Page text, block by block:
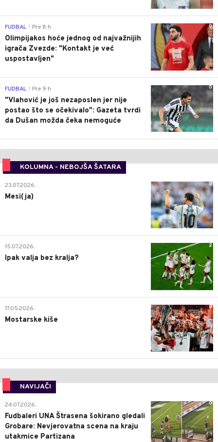
0
FUDBAL Pre 8 h
Olimpijakos hoće jednog od najvažnijih
igrača Zvezde: "Kontakt je već
uspostavljen"
0
FUDBAL Pre 9 h
"Vlahović je još nezaposlen jer nije
postao što se očekivalo": Gazeta tvrdi
da Dušan možda čeka nemoguće
KOLUMNA - NEBOJŠA ŠATARA
0
23.07.2026.
Mesi(ja)
2
15.07.2026.
Ipak valja bez kralja?
0
17.05.2026.
Mostarske kiše
NAVIJAČI
0
24.07.2026.
Fudbaleri UNA Štrasena šokirano gledali
Grobare: Nevjerovatna scena na kraju
utakmice Partizana